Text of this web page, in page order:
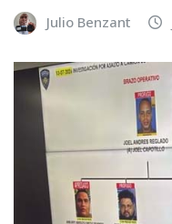
Julio Benzant